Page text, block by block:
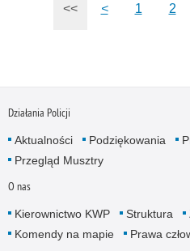
<< < 1 2
Działania Policji
Aktualności Podziękowania
Przegląd Musztry
O nas
Kierownictwo KWP Struktura
Komendy na mapie
Prawa